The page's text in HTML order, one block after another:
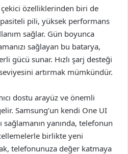
çekici özelliklerinden biri de
pili, yüksek performans
sağlar. Gün boyunca
sağlayan bu batarya,
gücü sunar. Hızlı şarj desteği
artırmak mümkündür.
dostu arayüz ve önemli
Samsung’un kendi One UI
sağlamanın yanında, telefonun
birlikte yeni
telefonunuza değer katmaya